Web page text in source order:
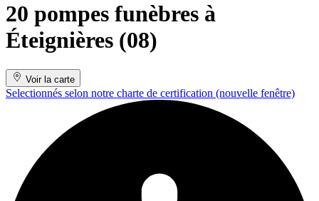
20 pompes funèbres à
Éteignières (08)
Voir la carte
Selectionnés selon notre charte de certification (nouvelle fenêtre)